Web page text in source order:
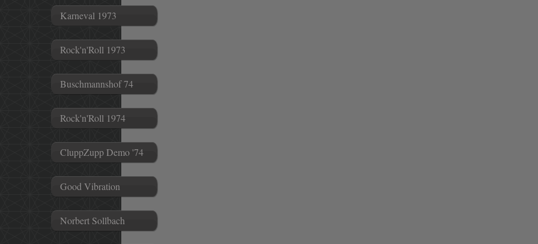
Karneval 1973
Rock'n'Roll 1973
Buschmannshof 74
Rock'n'Roll 1974
CluppZupp Demo '74
Good Vibration
Norbert Sollbach